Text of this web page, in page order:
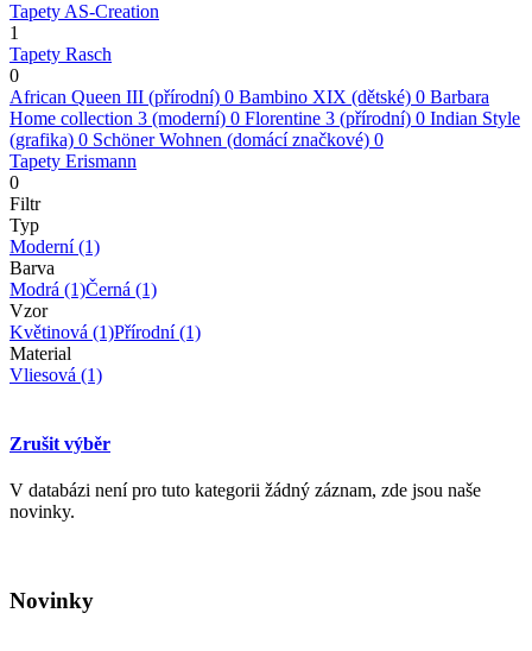
Tapety AS-Creation
1
Tapety Rasch
0
African Queen III (přírodní) 0 Bambino XIX (dětské) 0 Barbara
Home collection 3 (moderní) 0 Florentine 3 (přírodní) 0 Indian Style
(grafika) 0 Schöner Wohnen (domácí značkové) 0
Tapety Erismann
0
Filtr
Typ
Moderní(1)
Barva
Modrá (1)Černá (1)
Vzor
Květinová (1)Přírodní(1)
Material
Vliesová (1)
Zrušit výběr
V databázi není pro tuto kategorii žádný záznam, zde jsou naše
novinky.
Novinky